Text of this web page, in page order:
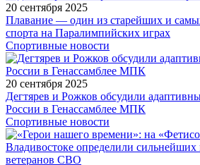
20 сентября 2025
Плавание — один из старейших и
спорта на Паралимпийских играх
Спортивные новости
20 сентября 2025
Дегтярев и Рожков обсудили
России в Генассамблее МПК
Спортивные новости